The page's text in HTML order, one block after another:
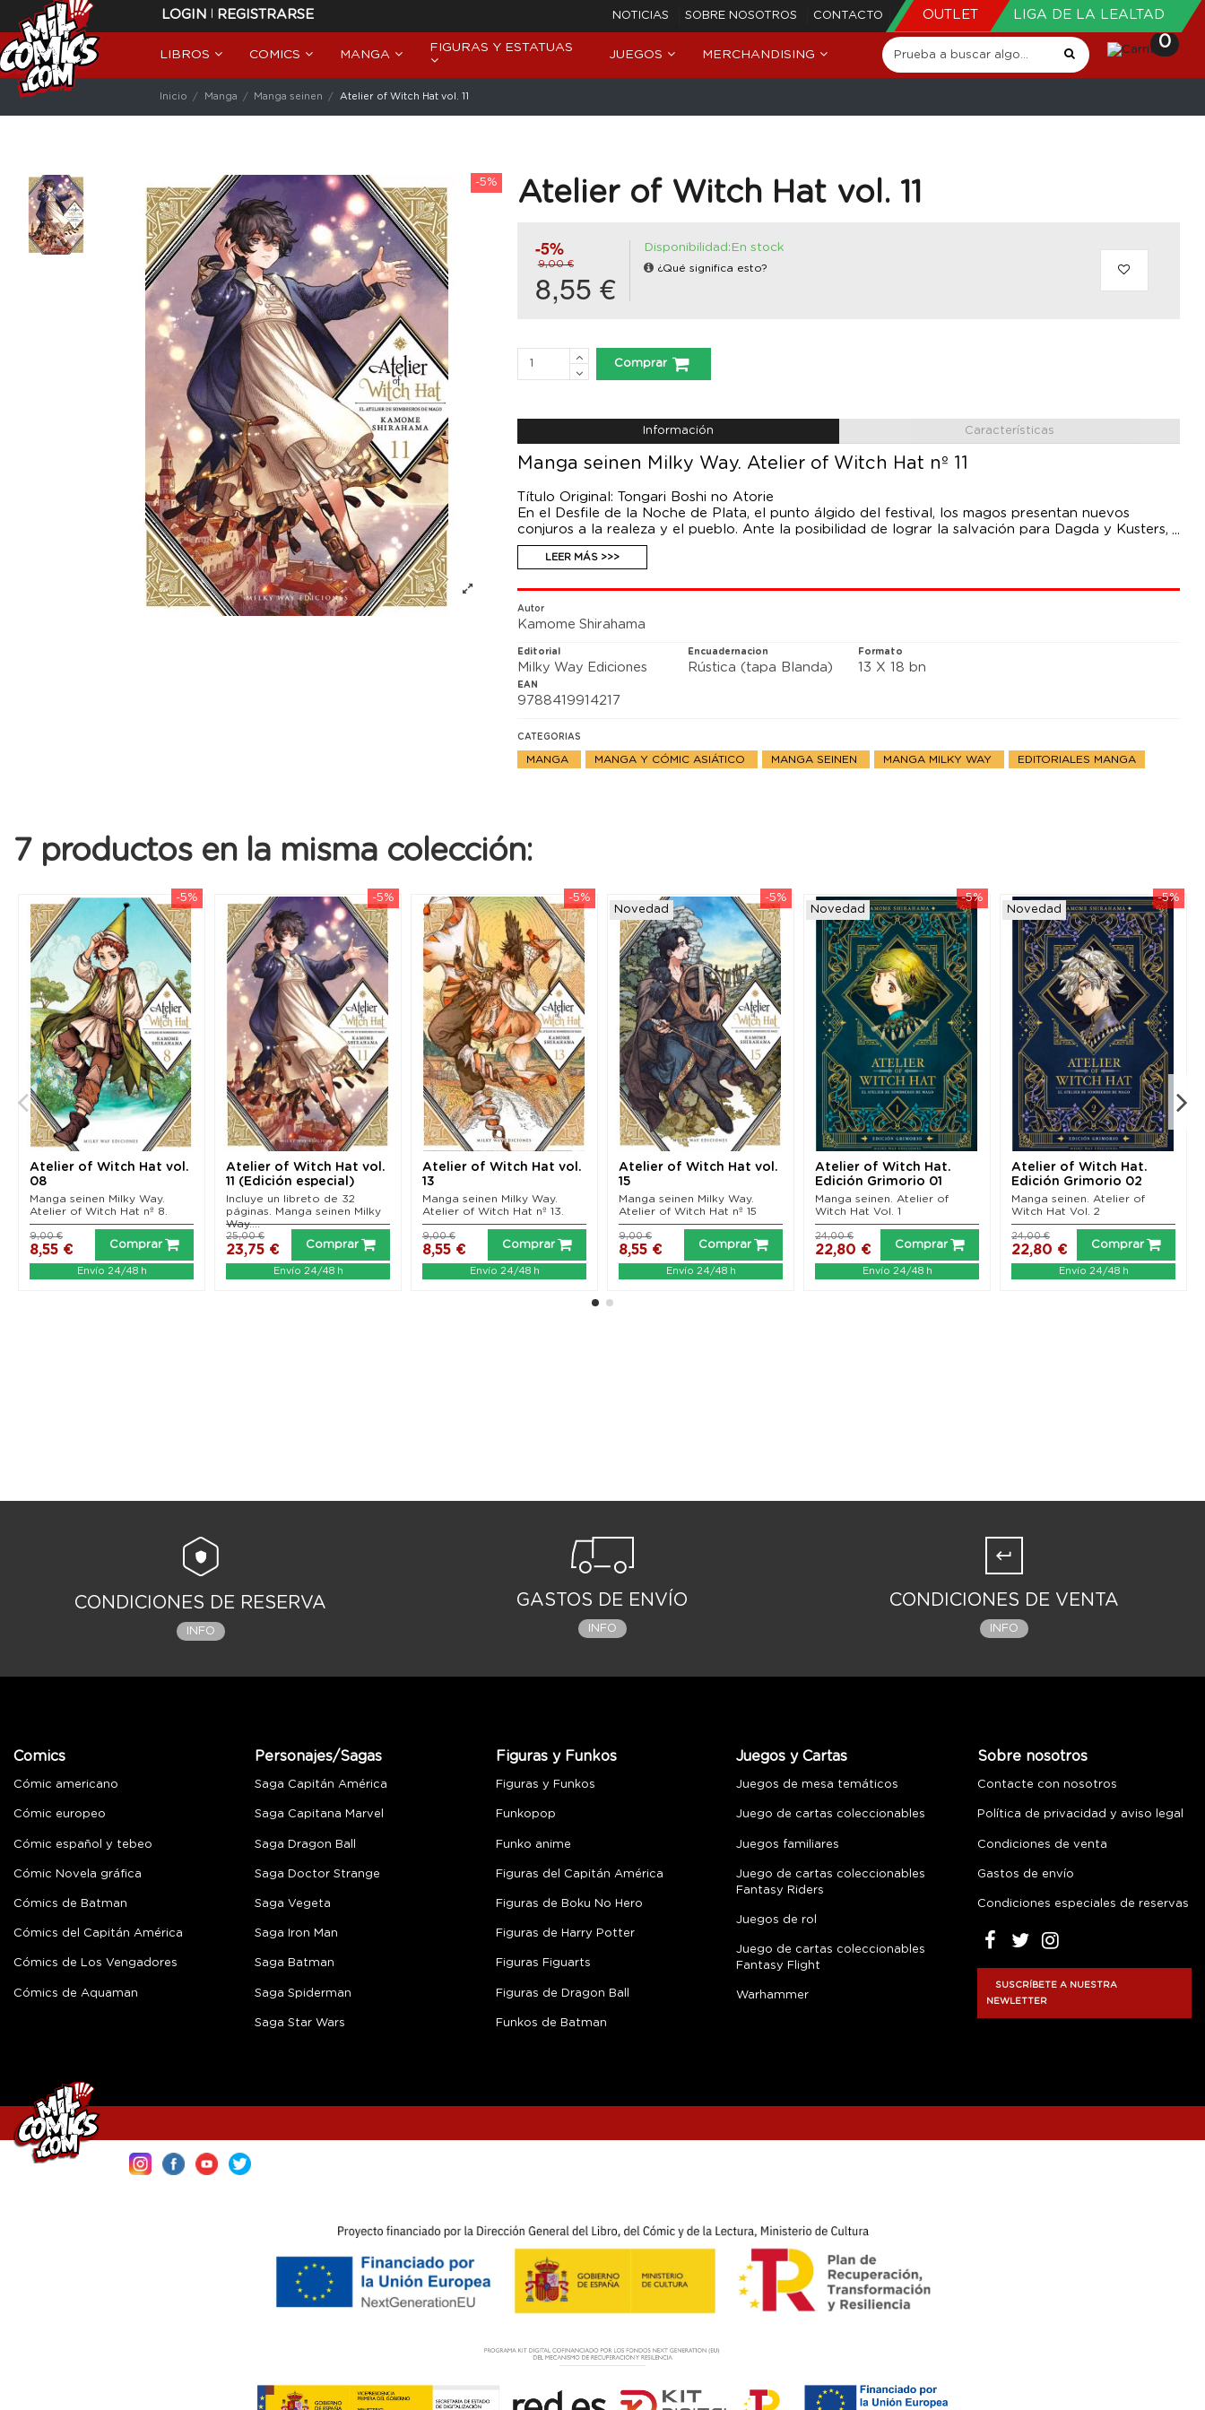
LOGIN | REGISTRARSE NOTICIAS SOBRE NOSOTROS CONTACTO OUTLET LIGA DE LA LEALTAD
LIBROS COMICS MANGA
FIGURAS Y ESTATUAS
JUEGOS MERCHANDISING
0
Inicio Manga Manga seinen Atelier of Witch Hat vol. 11
-5% Atelier of Witch Hat vol. 11
-5%
9,00 €
8,55 €
Disponibilidad:En stock
¿Qué significa esto?
Comprar
Información Características
Manga seinen Milky Way. Atelier of Witch Hat nº 11
Título Original: Tongari Boshi no Atorie
En el Desfile de la Noche de Plata, el punto álgido del festival, los magos presentan nuevos
conjuros a la realeza y el pueblo. Ante la posibilidad de lograr la salvación para Dagda y Kusters,
Coco se agobia y se atasca, pero entonces Agete, que también iba a participar en el desfile como
su rival, le tiende una mano amiga. Ambas logran terminar sus respectivos hechizos y superan la
LEER MÁS >>>
Autor
Kamome Shirahama
Editorial
Milky Way Ediciones
Encuadernacion
Rústica (tapa Blanda)
Formato
13 X 18 bn
EAN
9788419914217
CATEGORIAS
MANGA MANGA Y CÓMIC ASIÁTICO MANGA SEINEN MANGA MILKY WAY EDITORIALES MANGA
7 productos en la misma colección:
-5%
Atelier of Witch Hat vol.
08
Manga seinen Milky Way.
Atelier of Witch Hat nº 8.
8,55 €
9,00 €
Comprar
Envío 24/48 h
-5%
Atelier of Witch Hat vol.
11 (Edición especial)
Incluye un libreto de 32
páginas. Manga seinen Milky
Way....
23,75 €
25,00 €
Comprar
Envío 24/48 h
-5%
Atelier of Witch Hat vol.
13
Manga seinen Milky Way.
Atelier of Witch Hat nº 13.
8,55 €
9,00 €
Comprar
Envío 24/48 h
-5%
Novedad
Atelier of Witch Hat vol.
15
Manga seinen Milky Way.
Atelier of Witch Hat nº 15
8,55 €
9,00 €
Comprar
Envío 24/48 h
-5%
Novedad
Atelier of Witch Hat.
Edición Grimorio 01
Manga seinen. Atelier of
Witch Hat Vol. 1
22,80 €
24,00 €
Comprar
Envío 24/48 h
-5%
Novedad
Atelier of Witch Hat.
Edición Grimorio 02
Manga seinen. Atelier of
Witch Hat Vol. 2
22,80 €
24,00 €
Comprar
Envío 24/48 h
CONDICIONES DE RESERVA
INFO
GASTOS DE ENVÍO
INFO
CONDICIONES DE VENTA
INFO
Comics
Cómic americano
Cómic europeo
Cómic español y tebeo
Cómic Novela gráfica
Cómics de Batman
Cómics del Capitán América
Cómics de Los Vengadores
Cómics de Aquaman
Personajes/Sagas
Saga Capitán América
Saga Capitana Marvel
Saga Dragon Ball
Saga Doctor Strange
Saga Vegeta
Saga Iron Man
Saga Batman
Saga Spiderman
Saga Star Wars
Figuras y Funkos
Figuras y Funkos
Funkopop
Funko anime
Figuras del Capitán América
Figuras de Boku No Hero
Figuras de Harry Potter
Figuras Figuarts
Figuras de Dragon Ball
Funkos de Batman
Juegos y Cartas
Juegos de mesa temáticos
Juego de cartas coleccionables
Juegos familiares
Juego de cartas coleccionables
Fantasy Riders
Juegos de rol
Juego de cartas coleccionables
Fantasy Flight
Warhammer
Sobre nosotros
Contacte con nosotros
Política de privacidad y aviso legal
Condiciones de venta
Gastos de envío
Condiciones especiales de reservas
SUSCRÍBETE A NUESTRA
NEWLETTER